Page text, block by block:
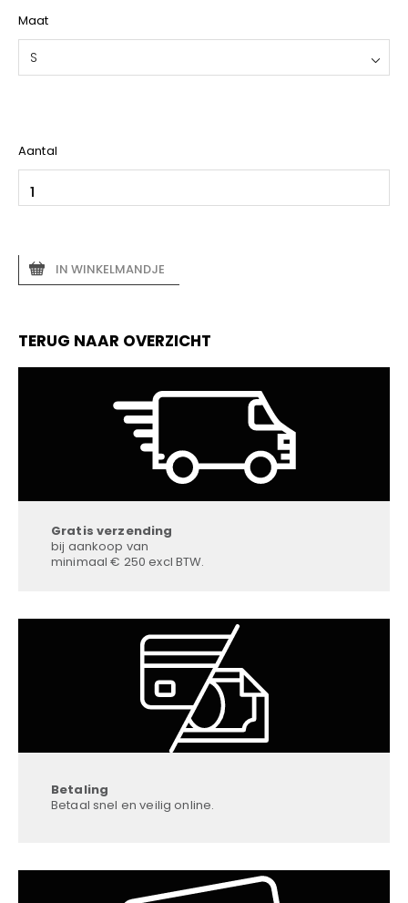
Maat
S
Aantal
IN WINKELMANDJE
TERUG NAAR OVERZICHT
Gratis verzending
bij aankoop van
minimaal € 250 excl BTW.
Betaling
Betaal snel en veilig online.